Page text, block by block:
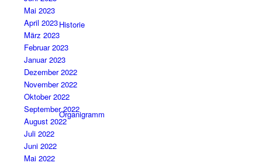
Historie
Organigramm
Mai 2023
April 2023
März 2023
Februar 2023
Januar 2023
Dezember 2022
November 2022
Oktober 2022
September 2022
August 2022
Juli 2022
Juni 2022
Mai 2022